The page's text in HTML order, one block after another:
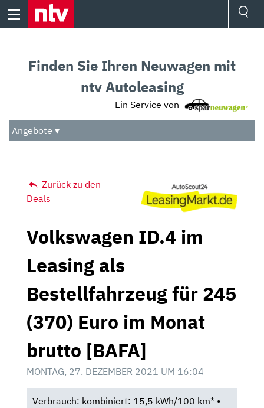
Skip
Audio
Das Beste
Finden Sie Ihren Neuwagen mit
ntv Autoleasing
Ein Service von
Angebote ▾
Zurück zu den
Deals
Volkswagen ID.4 im
Leasing als
Bestellfahrzeug für 245
(370) Euro im Monat
brutto [BAFA]
MONTAG, 27. DEZEMBER 2021 UM 16:04
Verbrauch: kombiniert: 15,5 kWh/100 km* •